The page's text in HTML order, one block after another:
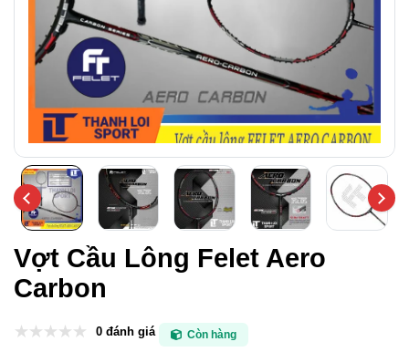
Vợt Cầu Lông Felet Aero
Carbon
0 đánh giá Còn hàng